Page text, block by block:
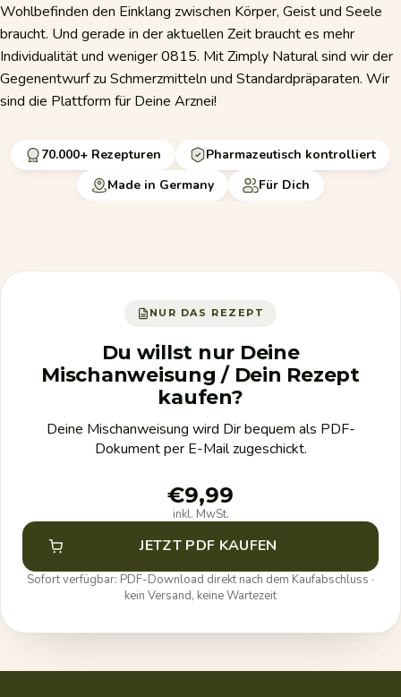
Wohlbefinden den Einklang zwischen Körper, Geist und Seele
braucht. Und gerade in der aktuellen Zeit braucht es mehr
Individualität und weniger 0815. Mit Zimply Natural sind wir der
Gegenentwurf zu Schmerzmitteln und Standardpräparaten. Wir
sind die Plattform für Deine Arznei!
70.000+ Rezepturen
Pharmazeutisch kontrolliert
Made in Germany
Für Dich
NUR DAS REZEPT
Du willst nur Deine
Mischanweisung / Dein Rezept
kaufen?
Deine Mischanweisung wird Dir bequem als PDF-
Dokument per E-Mail zugeschickt.
€9,99
inkl. MwSt.
JETZT PDF KAUFEN
Sofort verfügbar: PDF-Download direkt nach dem Kaufabschluss ·
kein Versand, keine Wartezeit